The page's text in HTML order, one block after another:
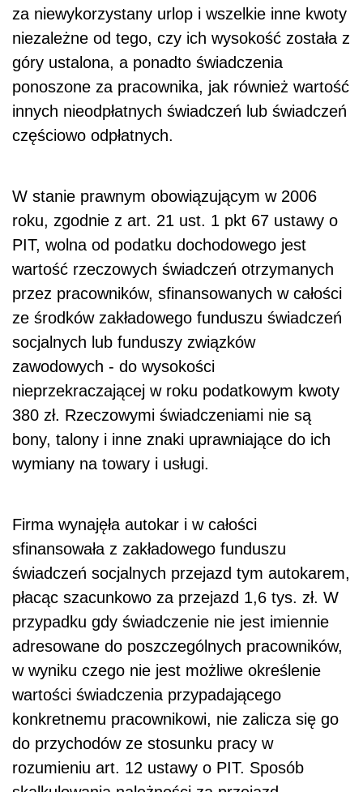
za niewykorzystany urlop i wszelkie inne kwoty
niezależne od tego, czy ich wysokość została z
góry ustalona, a ponadto świadczenia
ponoszone za pracownika, jak również wartość
innych nieodpłatnych świadczeń lub świadczeń
częściowo odpłatnych.
W stanie prawnym obowiązującym w 2006
roku, zgodnie z art. 21 ust. 1 pkt 67 ustawy o
PIT, wolna od podatku dochodowego jest
wartość rzeczowych świadczeń otrzymanych
przez pracowników, sfinansowanych w całości
ze środków zakładowego funduszu świadczeń
socjalnych lub funduszy związków
zawodowych - do wysokości
nieprzekraczającej w roku podatkowym kwoty
380 zł. Rzeczowymi świadczeniami nie są
bony, talony i inne znaki uprawniające do ich
wymiany na towary i usługi.
Firma wynajęła autokar i w całości
sfinansowała z zakładowego funduszu
świadczeń socjalnych przejazd tym autokarem,
płacąc szacunkowo za przejazd 1,6 tys. zł. W
przypadku gdy świadczenie nie jest imiennie
adresowane do poszczególnych pracowników,
w wyniku czego nie jest możliwe określenie
wartości świadczenia przypadającego
konkretnemu pracownikowi, nie zalicza się go
do przychodów ze stosunku pracy w
rozumieniu art. 12 ustawy o PIT. Sposób